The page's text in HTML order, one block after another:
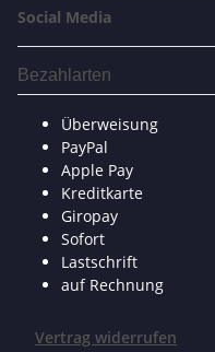
Social Media
Bezahlarten
Überweisung
PayPal
Apple Pay
Kreditkarte
Giropay
Sofort
Lastschrift
auf Rechnung
Vertrag widerrufen